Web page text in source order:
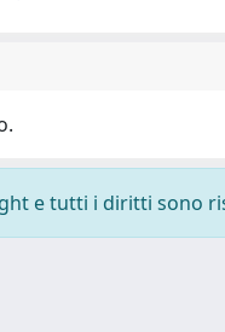
e tutti i diritti sono